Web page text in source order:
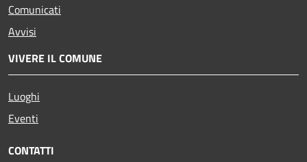
Comunicati
Avvisi
VIVERE IL COMUNE
Luoghi
Eventi
CONTATTI